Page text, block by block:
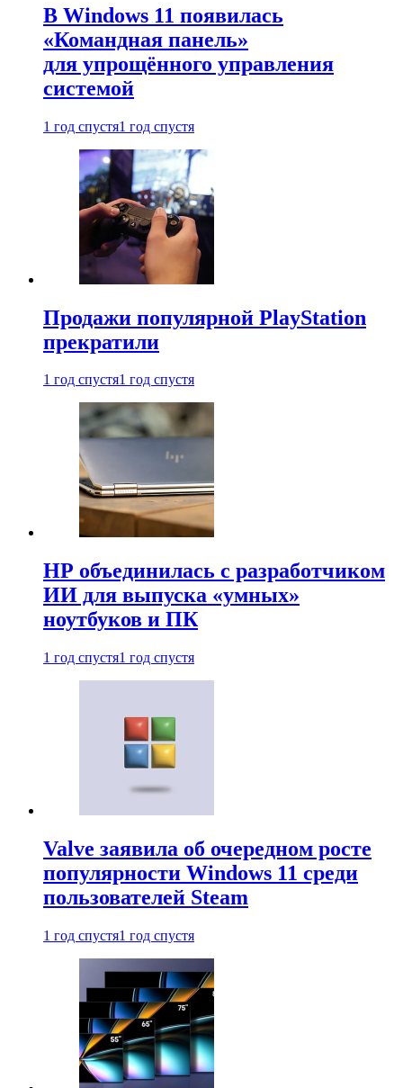
В Windows 11 появилась
«Командная панель»
для упрощённого управления
системой
1 год спустя1 год спустя
Продажи популярной PlayStation
прекратили
1 год спустя1 год спустя
HP объединилась с разработчиком
ИИ для выпуска «умных»
ноутбуков и ПК
1 год спустя1 год спустя
Valve заявила об очередном росте
популярности Windows 11 среди
пользователей Steam
1 год спустя1 год спустя